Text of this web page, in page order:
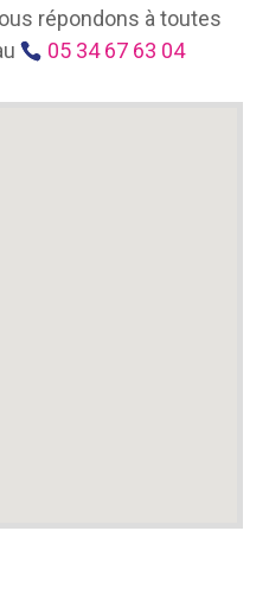
répondons à toutes
05 34 67 63 04